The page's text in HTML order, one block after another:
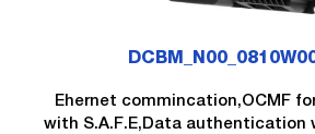
Ehernet commincation,OCMF
with S.A.F.E,Data authentication